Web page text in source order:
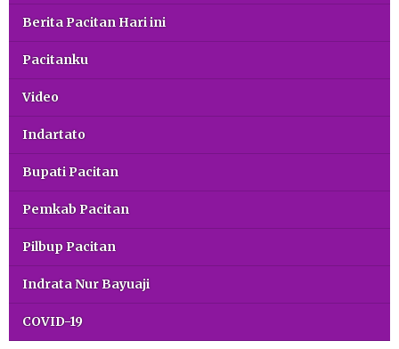
Berita Pacitan Hari ini
Pacitanku
Video
Indartato
Bupati Pacitan
Pemkab Pacitan
Pilbup Pacitan
Indrata Nur Bayuaji
COVID-19